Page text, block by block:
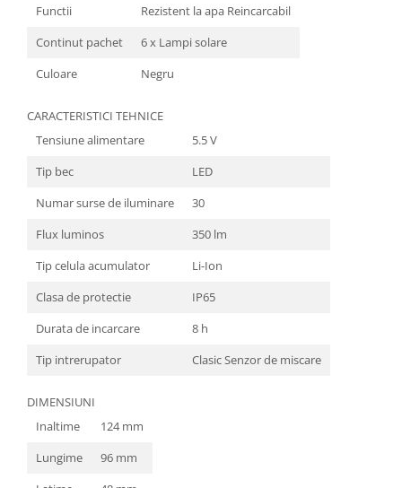
Functii
Rezistent la apa Reincarcabil
Continut pachet
6 x Lampi solare
Culoare
Negru
CARACTERISTICI TEHNICE
Tensiune alimentare
5.5 V
Tip bec
LED
Numar surse de iluminare
30
Flux luminos
350 lm
Tip celula acumulator
Li-Ion
Clasa de protectie
IP65
Durata de incarcare
8 h
Tip intrerupator
Clasic Senzor de miscare
DIMENSIUNI
Inaltime
124 mm
Lungime
96 mm